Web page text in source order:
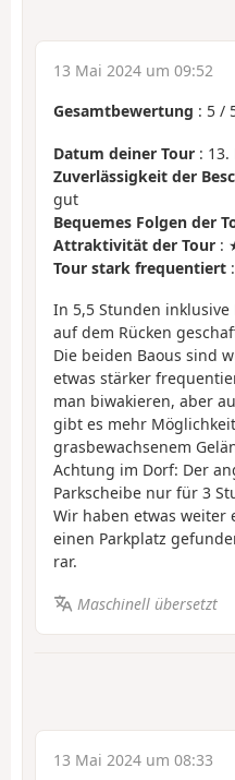
13 Mai 2024 um 09:52
Gesamtbewertung : 5 /
Datum deiner Tour : 13.
Zuverlässigkeit der
gut
Bequemes Folgen der
Attraktivität der Tour :
Tour stark frequentiert
In 5,5 Stunden inklusive
auf dem Rücken
Die beiden Baous sind
etwas stärker
man biwakieren, aber
gibt es mehr
grasbewachsenem
Achtung im Dorf: Der
Parkscheibe nur für 3
Wir haben etwas
einen Parkplatz
rar.
Maschinell übersetzt
13 Mai 2024 um 08:33